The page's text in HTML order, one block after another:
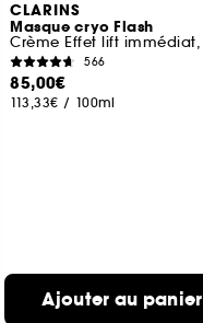
CLARINS
Masque cryo Flash
566
85,00€
113,33€ / 100ml
Ajouter au panier